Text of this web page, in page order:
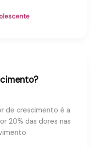
de crescimento é a
20% das dores nas